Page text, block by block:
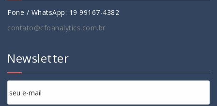
Fone / WhatsApp: 19 99167-4382
contato@cfoanalytics.com.br
Newsletter